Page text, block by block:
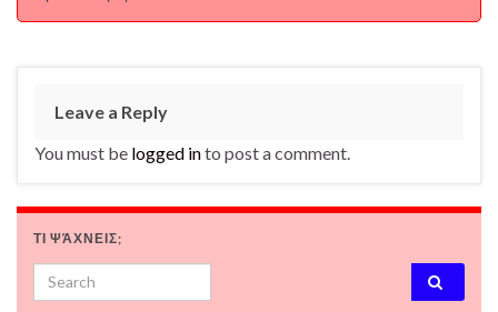
Leave a Reply
You must be logged into post a comment.
ΤΙ ΨΆΧΝΕΙΣ;
Search for: